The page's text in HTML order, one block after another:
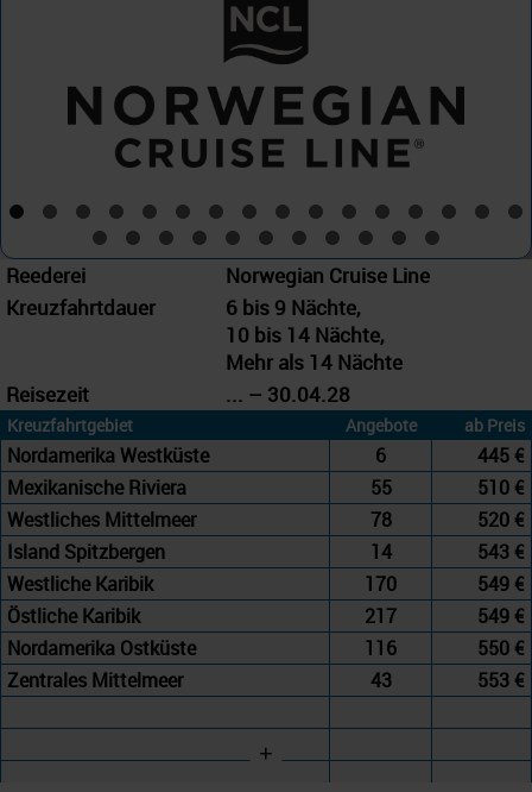
Reederei
Norwegian Cruise Line
Kreuzfahrtdauer
6 bis 9 Nächte,
10 bis 14 Nächte,
Mehr als 14 Nächte
Reisezeit
... – 30.04.28
Kreuzfahrtgebiet Angebote ab Preis
Nordamerika Westküste 6
445 €
Mexikanische Riviera
55
510 €
Westliches Mittelmeer
78
520 €
Island Spitzbergen
14
543 €
Westliche Karibik
170
549 €
Östliche Karibik
217
549 €
Nordamerika Ostküste
116
550 €
Zentrales Mittelmeer
43 553 €
+